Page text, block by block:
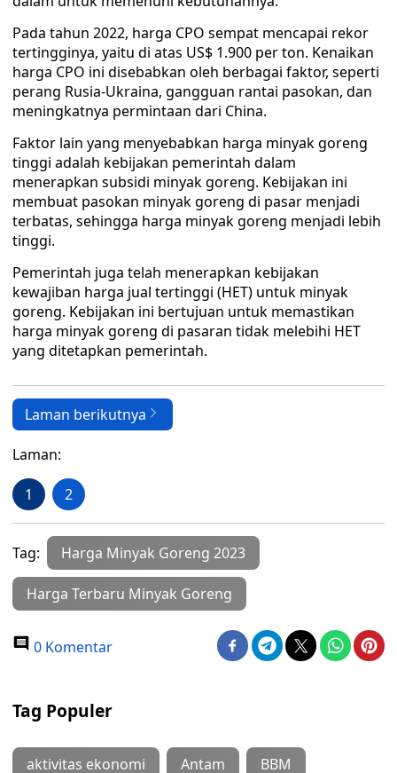
Pada tahun 2022, harga CPO sempat mencapai rekor
tertingginya, yaitu di atas US$ 1.900 per ton. Kenaikan
harga CPO ini disebabkan oleh berbagai faktor, seperti
perang Rusia-Ukraina, gangguan rantai pasokan, dan
meningkatnya permintaan dari China.
Faktor lain yang menyebabkan harga minyak goreng
tinggi adalah kebijakan pemerintah dalam
menerapkan subsidi minyak goreng. Kebijakan ini
membuat pasokan minyak goreng di pasar menjadi
terbatas, sehingga harga minyak goreng menjadi lebih
tinggi.
Pemerintah juga telah menerapkan kebijakan
kewajiban harga jual tertinggi (HET) untuk minyak
goreng. Kebijakan ini bertujuan untuk memastikan
harga minyak goreng di pasaran tidak melebihi HET
yang ditetapkan pemerintah.
Laman berikutnya
Laman:
1 2
Tag: Harga Minyak Goreng 2023
Harga Terbaru Minyak Goreng
0 Komentar
Tag Populer
aktivitas ekonomi Antam BBM